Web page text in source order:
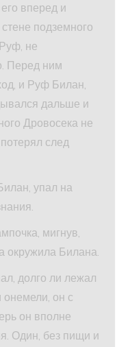
вперед и
подземного
не
Перед ним
и Руф Билан,
дальше и
Дровосека не
след
упал на
мигнув,
окружила Билана.
долго ли лежал
онемели, он с
он вполне
Один, без пищи и